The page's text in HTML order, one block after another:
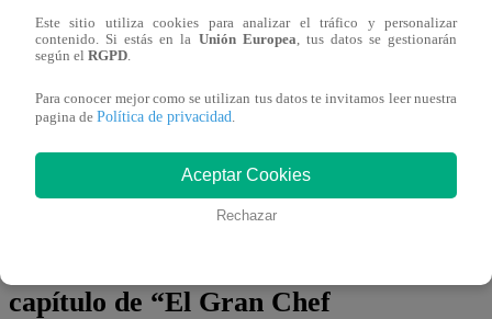
La preparación de la noche complicará
mucho a los alumnos de “La Academia”,
incluso llevándolos a perder el control.
Los olores a quemado se harán
presente, ¿quiénes serán los
reprobados?
capítulo de “El Gran Chef
Este sitio utiliza cookies para analizar el tráfico y personalizar
contenido. Si estás en la Unión Europea, tus datos se gestionarán
según el RGPD.
Para conocer mejor como se utilizan tus datos te invitamos leer nuestra
pagina de Política de privacidad.
Aceptar Cookies
Rechazar